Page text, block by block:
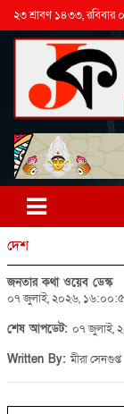
২৩ শ্রাবণ ১৪৩৩,
দেশ
জনতার কথা ওয়েব ডেস্ক
০৭ জুলাই, ২০২৬,
শেষ আপডেট: ০৭ জুলাই,
Written By:মীরা সেনগুপ্ত